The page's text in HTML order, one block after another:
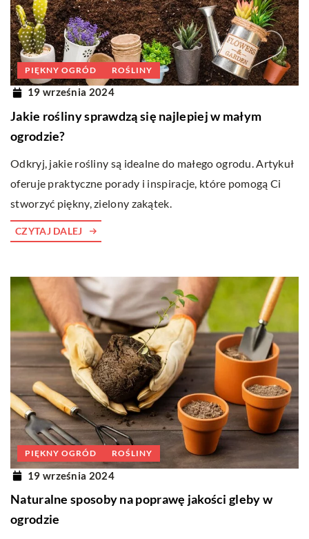
PIĘKNY OGRÓD ROŚLINY
19 września 2024
Jakie rośliny sprawdzą się najlepiej w małym
ogrodzie?
Odkryj, jakie rośliny są idealne do małego ogrodu. Artykuł
oferuje praktyczne porady i inspiracje, które pomogą Ci
stworzyć piękny, zielony zakątek.
CZYTAJ DALEJ
PIĘKNY OGRÓD ROŚLINY
19 września 2024
Naturalne sposoby na poprawę jakości gleby w
ogrodzie